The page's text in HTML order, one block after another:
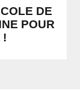
DE
POUR
!